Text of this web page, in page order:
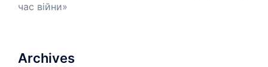
час війни»
Archives